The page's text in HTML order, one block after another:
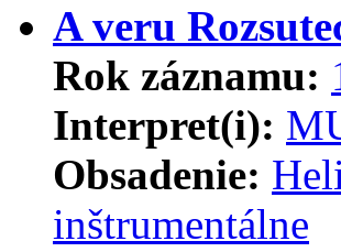
A veru
Rok záznamu:
Interpret(i):
Obsadenie:
inštrumentálne